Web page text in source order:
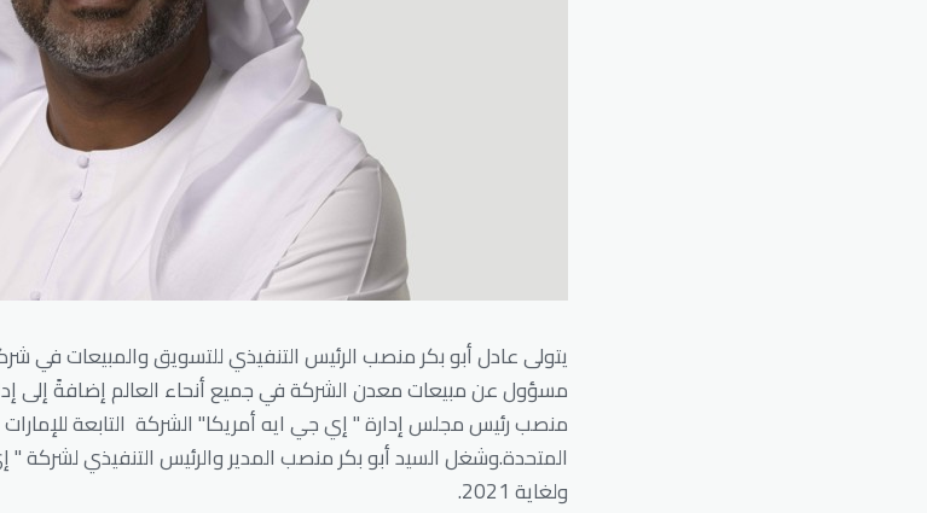
يتولى عادل أبو بكر منصب الرئيس التنفيذي للتسويق والمبيعات في
مسؤول عن مبيعات معدن الشركة في جميع أنحاء العالم إضافةً إلى
منصب رئيس مجلس إدارة " إي جي ايه أمريكا" الشركة التابعة للإمارات
ولغاية 2021.